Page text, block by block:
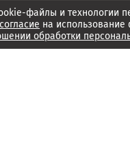
файлы и технологии
согласие на
обработки